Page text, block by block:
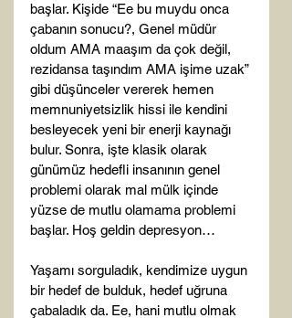
başlar. Kişide “Ee bu muydu onca
çabanın sonucu?, Genel müdür
oldum AMA maaşım da çok değil,
rezidansa taşındım AMA işime uzak”
gibi düşünceler vererek hemen
memnuniyetsizlik hissi ile kendini
besleyecek yeni bir enerji kaynağı
bulur. Sonra, işte klasik olarak
günümüz hedefli insanının genel
problemi olarak mal mülk içinde
yüzse de mutlu olamama problemi
başlar. Hoş geldin depresyon…
Yaşamı sorguladık, kendimize uygun
bir hedef de bulduk, hedef uğruna
çabaladık da. Ee, hani mutlu olmak